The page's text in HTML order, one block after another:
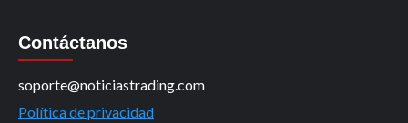
Contáctanos
soporte@noticiastrading.com
Política de privacidad